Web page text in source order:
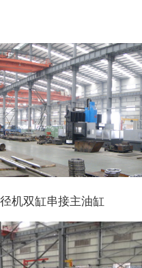
缸串接
机双缸串接主油缸